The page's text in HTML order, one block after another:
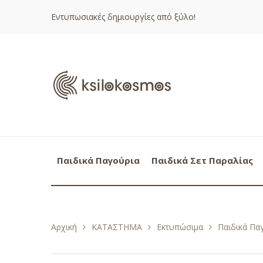
Εντυπωσιακές δημιουργίες από ξύλο!
Παιδικά Παγούρια Παιδικά Σετ Παραλίας
Αρχική ΚΑΤΑΣΤΗΜΑ Εκτυπώσιμα Παιδικά